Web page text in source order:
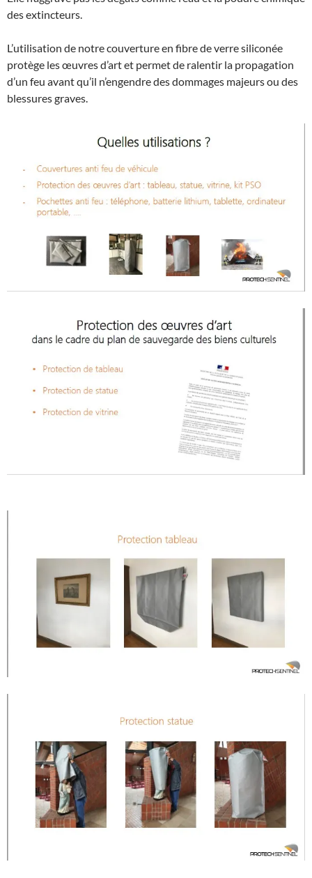
des extincteurs.
L’utilisation de notre couverture en fibre de verre siliconée
protège les œuvres d’art et permet de ralentir la propagation
d’un feu avant qu’il n’engendre des dommages majeurs ou des
blessures graves.